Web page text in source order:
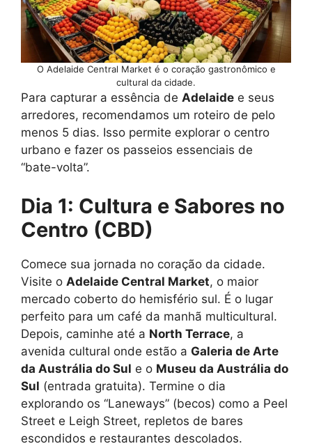
O Adelaide Central Market é o coração gastronômico e
cultural da cidade.
Para capturar a essência de Adelaide e seus
arredores, recomendamos um roteiro de pelo
menos 5 dias. Isso permite explorar o centro
urbano e fazer os passeios essenciais de
“bate-volta”.
Dia 1: Cultura e Sabores no
Centro (CBD)
Comece sua jornada no coração da cidade.
Visite o Adelaide Central Market, o maior
mercado coberto do hemisfério sul. É o lugar
perfeito para um café da manhã multicultural.
Depois, caminhe até a North Terrace, a
avenida cultural onde estão a Galeria de Arte
da Austrália do Sul e o Museu da Austrália do
Sul (entrada gratuita). Termine o dia
explorando os “Laneways” (becos) como a Peel
Street e Leigh Street, repletos de bares
escondidos e restaurantes descolados.